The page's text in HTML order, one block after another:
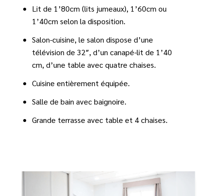
Lit de 1’80cm (lits jumeaux), 1’60cm ou
1’40cm selon la disposition.
Salon-cuisine, le salon dispose d’une
télévision de 32″, d’un canapé-lit de 1’40
cm, d’une table avec quatre chaises.
Cuisine entièrement équipée.
Salle de bain avec baignoire.
Grande terrasse avec table et 4 chaises.